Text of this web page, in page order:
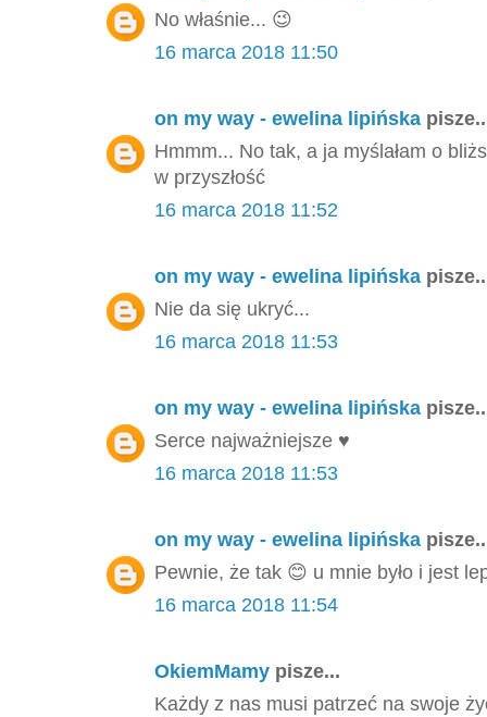
No właśnie... 😉
16 marca 2018 11:50
on my way - ewelina lipińska
Hmmm... No tak, a ja myślałam o
w przyszłość
16 marca 2018 11:52
on my way - ewelina lipińska
Nie da się ukryć...
16 marca 2018 11:53
on my way - ewelina lipińska
Serce najważniejsze ♥️
16 marca 2018 11:53
on my way - ewelina lipińska
Pewnie, że tak 😊 u mnie było i jest
16 marca 2018 11:54
OkiemMamy pisze...
Każdy z nas musi patrzeć na swoje